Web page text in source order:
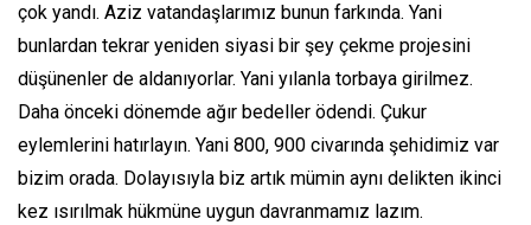
çok yandı. Aziz vatandaşlarımız bunun farkında. Yani
bunlardan tekrar yeniden siyasi bir şey çekme projesini
düşünenler de aldanıyorlar. Yani yılanla torbaya girilmez.
Daha önceki dönemde ağır bedeller ödendi. Çukur
eylemlerini hatırlayın. Yani 800, 900 civarında şehidimiz var
bizim orada. Dolayısıyla biz artık mümin aynı delikten ikinci
kez ısırılmak hükmüne uygun davranmamız lazım.